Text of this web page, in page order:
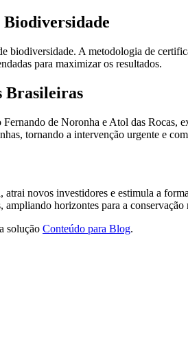
A metodologia de
para maximizar os resultados.
Brasileiras
de Noronha e Atol das
tornando a intervenção urgente e
novos investidores e estimula a
horizontes para a conservação
solução Conteúdo para Blog.